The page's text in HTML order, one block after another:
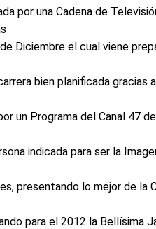
por una Cadena de
Diciembre el cual viene
bien planificada gracias
un Programa del Canal 47
indicada para ser la
presentando lo mejor de la
para el 2012 la Bellísima